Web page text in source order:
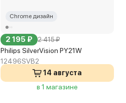
Chrome дизайн
2 195 ₽ 2 415 ₽
Philips SilverVision PY21W
12496SVB2
14 августа
в 1 магазине